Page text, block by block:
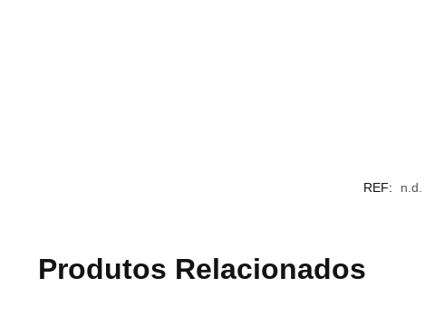
REF: n.d.
Produtos Relacionados